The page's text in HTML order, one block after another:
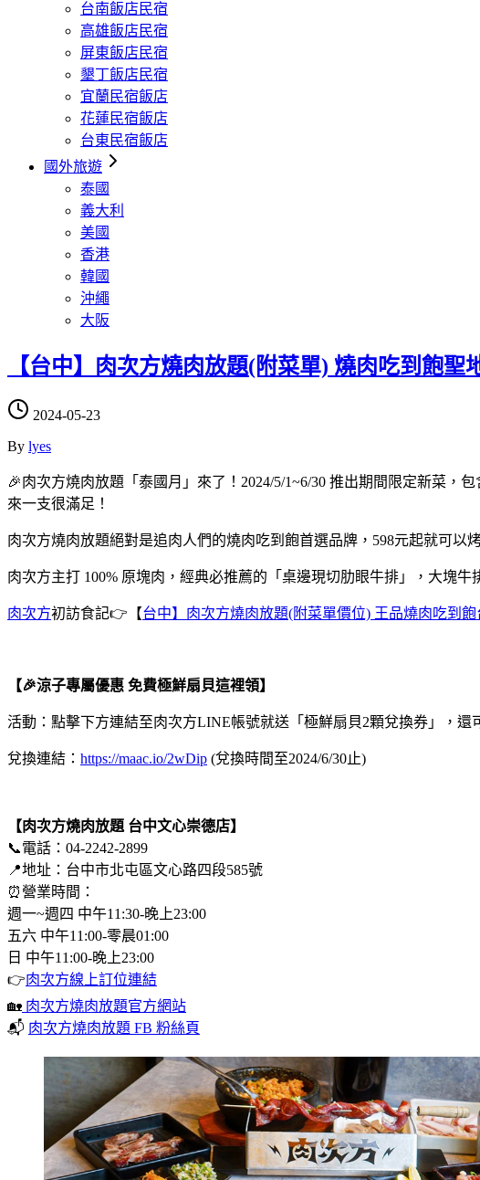
台南飯店民宿
高雄飯店民宿
屏東飯店民宿
墾丁飯店民宿
宜蘭民宿飯店
花蓮民宿飯店
台東民宿飯店
國外旅遊
泰國
義大利
美國
香港
韓國
沖繩
大阪
【台中】肉次方燒肉放題(附菜單) 燒肉吃到飽
2024-05-23
By lyes
🎉肉次方燒肉放題「泰國月」來了！2024/5/1~6/30 推出期間限定新菜
來一支很滿足！
肉次方燒肉放題絕對是追肉人們的燒肉吃到飽首選品牌，598元起就可
肉次方主打 100% 原塊肉，經典必推薦的「桌邊現切肋眼牛排」，大塊
肉次方初訪食記👉【台中】肉次方燒肉放題(附菜單價位) 王品燒肉吃到
【🎉涼子專屬優惠 免費極鮮扇貝這裡領】
活動：點擊下方連結至肉次方LINE帳號就送「極鮮扇貝2顆兌換券」，還
兌換連結： https://maac.io/2wDip (兌換時間至2024/6/30止)
【肉次方燒肉放題 台中文心崇德店】
📞電話：04-2242-2899
📍地址：台中市北屯區文心路四段585號
⏰營業時間：
週一~週四 中午11:30-晚上23:00
五六 中午11:00-零晨01:00
日 中午11:00-晚上23:00
👉肉次方線上訂位連結
🏡 肉次方燒肉放題官方網站
📬 肉次方燒肉放題 FB 粉絲頁